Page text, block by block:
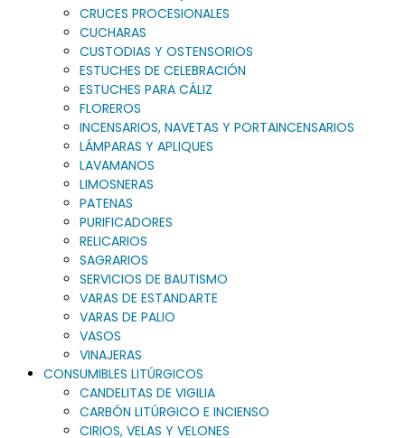
CRUCES PROCESIONALES
CUCHARAS
CUSTODIAS Y OSTENSORIOS
ESTUCHES DE CELEBRACIÓN
ESTUCHES PARA CÁLIZ
FLOREROS
INCENSARIOS, NAVETAS Y PORTAINCENSARIOS
LÁMPARAS Y APLIQUES
LAVAMANOS
LIMOSNERAS
PATENAS
PURIFICADORES
RELICARIOS
SAGRARIOS
SERVICIOS DE BAUTISMO
VARAS DE ESTANDARTE
VARAS DE PALIO
VASOS
VINAJERAS
CONSUMIBLES LITÚRGICOS
CANDELITAS DE VIGILIA
CARBÓN LITÚRGICO E INCIENSO
CIRIOS, VELAS Y VELONES